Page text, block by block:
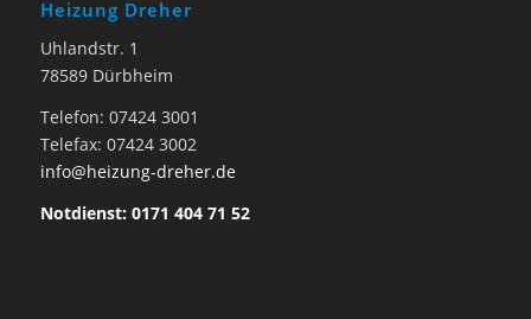
Heizung Dreher
Uhlandstr. 1
78589 Dürbheim
Telefon: 07424 3001
Telefax: 07424 3002
info@heizung-dreher.de
Notdienst: 0171 404 71 52